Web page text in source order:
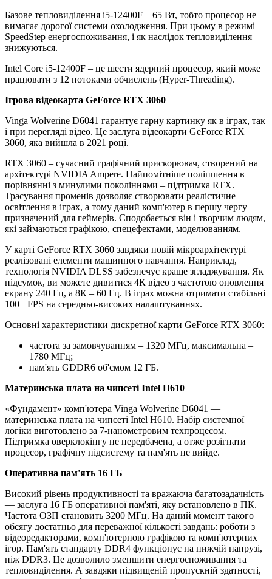
Базове тепловиділення i5-12400F – 65 Вт, тобто процесор не
вимагає дорогої системи охолодження. При цьому в режимі
SpeedStep енергоспоживання, і як наслідок тепловиділення
знижуються.
Intel Core i5-12400F – це шести ядерний процесор, який може
працювати з 12 потоками обчислень (Hyper-Threading).
Ігрова відеокарта GeForce RTX 3060
Vinga Wolverine D6041 гарантує гарну картинку як в іграх, так
і при перегляді відео. Це заслуга відеокарти GeForce RTX
3060, яка вийшла в 2021 році.
RTX 3060 – сучасний графічний прискорювач, створений на
архітектурі NVIDIA Ampere. Найпомітніше поліпшення в
порівнянні з минулими поколіннями – підтримка RTX.
Трасування променів дозволяє створювати реалістичне
освітлення в іграх, а тому даний комп'ютер в першу чергу
призначений для геймерів. Сподобається він і творчим людям,
які займаються графікою, спецефектами, моделюванням.
У карті GeForce RTX 3060 завдяки новій мікроархітектурі
реалізовані елементи машинного навчання. Наприклад,
технологія NVIDIA DLSS забезпечує краще згладжування. Як
підсумок, ви можете дивитися 4К відео з частотою оновлення
екрану 240 Гц, а 8К – 60 Гц. В іграх можна отримати стабільні
100+ FPS на середньо-високих налаштуваннях.
Основні характеристики дискретної карти GeForce RTX 3060:
частота за замовчуванням – 1320 МГц, максимальна –
1780 МГц;
пам'ять GDDR6 об'ємом 12 ГБ.
Материнська плата на чипсеті Intel H610
«Фундамент» комп'ютера Vinga Wolverine D6041 —
материнська плата на чипсеті Intel H610. Набір системної
логіки виготовлено за 7-нанометровим техпроцесом.
Підтримка оверклокінгу не передбачена, а отже розігнати
процесор, графічну підсистему та пам'ять не вийде.
Оперативна пам'ять 16 ГБ
Високий рівень продуктивності та вражаюча багатозадачність
— заслуга 16 ГБ оперативної пам'яті, яку встановлено в ПК.
Частота ОЗП становить 3200 МГц. На даний момент такого
обсягу достатньо для переважної кількості завдань: роботи з
відеоредакторами, комп'ютерною графікою та комп'ютерних
ігор. Пам'ять стандарту DDR4 функціонує на нижчій напрузі,
ніж DDR3. Це дозволило зменшити енергоспоживання та
тепловиділення. А завдяки підвищеній пропускній здатності,